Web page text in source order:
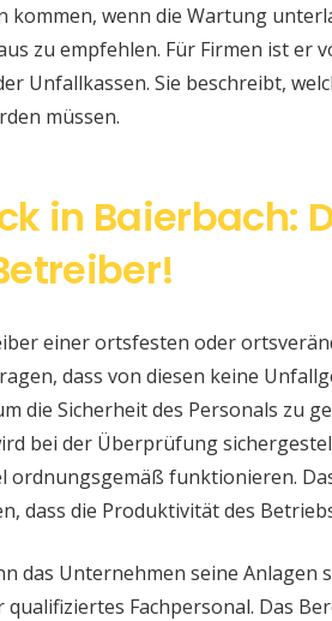
kommen, wenn die Wartung
zu empfehlen. Für Firmen ist er
Unfallkassen. Sie beschreibt,
müssen.
in Baierbach:
einer ortsfesten oder
dass von diesen keine
die Sicherheit des Personals zu
bei der Überprüfung
ordnungsgemäß funktionieren.
dass die Produktivität des
das Unternehmen seine
qualifiziertes Fachpersonal. Das